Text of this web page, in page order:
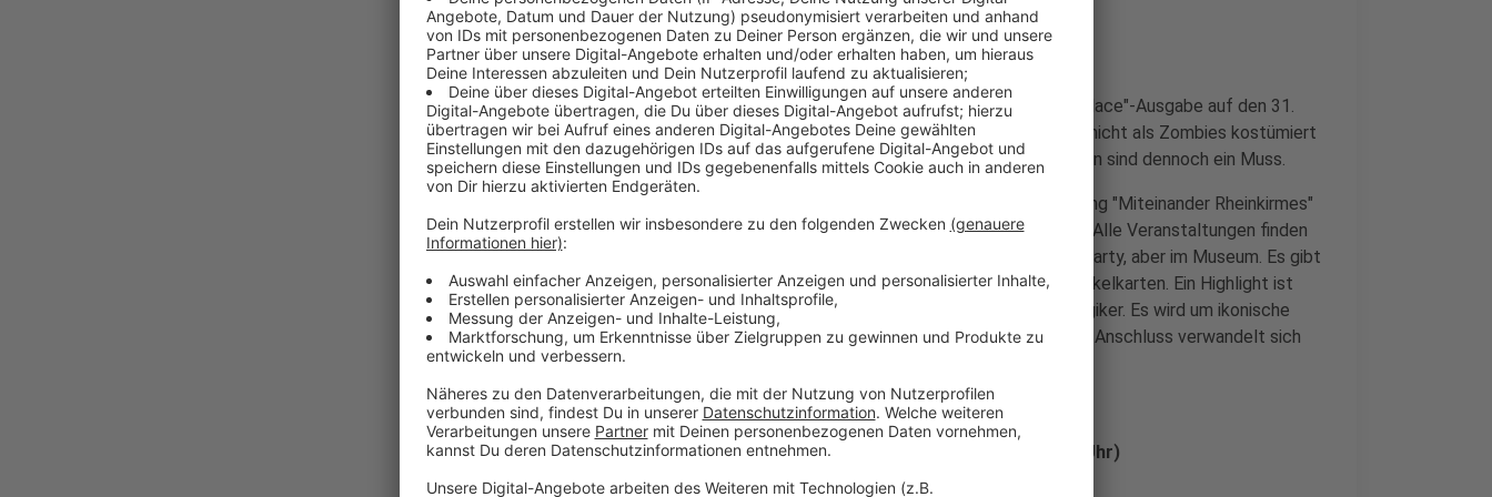
Anzeige
Im Rahmen der MTV Music Week 2023 fällt die nächste "Pink Palace"-Ausgabe auf den 31.
Oktober und lädt zum "Pink Halloween"-Event ein. Gäste müssen nicht als Zombies kostümiert
sein, aber pinkfarbene Kleidungsstücke und die Lust am Verkleiden sind dennoch ein Muss.
Der "Pink Palace" nutzt die Räume der aktuellen Sonderausstellung "Miteinander Rheinkirmes"
und ihren Fokus auf die Kirmes-Festzelte und den "Pink Monday". Alle Veranstaltungen finden
in den Ausstellungsräumen statt und funktionieren wie eine WG-Party, aber im Museum. Es gibt
Party-Spiele, pinkfarbenes Beer-Pong und theaterhistorische Orakelkarten. Ein Highlight ist
das Pub Quiz zur MTV-Geschichte für alle MTV-Fans und Nostalgiker. Es wird um ikonische
Musikvideos, legendäre VMA-Auftritte und vieles mehr gehen. Im Anschluss verwandelt sich
der Ausstellungsraum in eine Tanzfläche.
Dienstag, 31. Oktober 2023, Beginn 20 Uhr (Einlass ab 19.30 Uhr)